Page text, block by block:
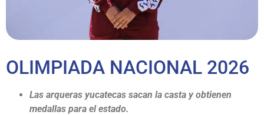
OLIMPIADA NACIONAL 2026
Las arqueras yucatecas sacan la casta y obtienen
medallas para el estado.